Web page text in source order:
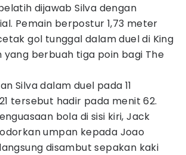
dijawab Silva dengan
Pemain berpostur 1,73 meter
gol tunggal dalam duel di King
yang berbuah tiga poin bagi The
Silva dalam duel pada 11
tersebut hadir pada menit 62.
bola di sisi kiri, Jack
umpan kepada Joao
disambut sepakan kaki